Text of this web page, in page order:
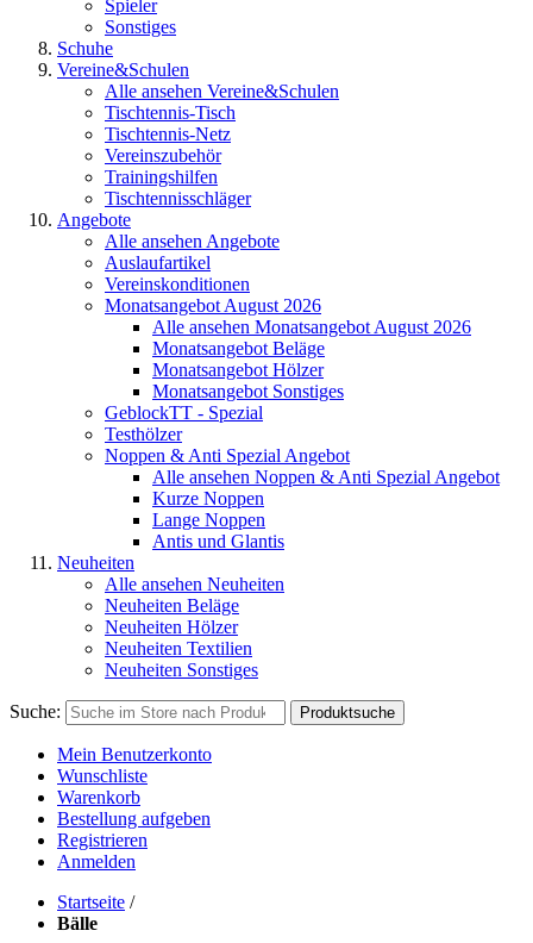
Spieler
Sonstiges
Schuhe
Vereine&Schulen
Alle ansehen Vereine&Schulen
Tischtennis-Tisch
Tischtennis-Netz
Vereinszubehör
Trainingshilfen
Tischtennisschläger
Angebote
Alle ansehen Angebote
Auslaufartikel
Vereinskonditionen
Monatsangebot August 2026
Alle ansehen Monatsangebot August 2026
Monatsangebot Beläge
Monatsangebot Hölzer
Monatsangebot Sonstiges
GeblockTT - Spezial
Testhölzer
Noppen & Anti Spezial Angebot
Alle ansehen Noppen & Anti Spezial Angebot
Kurze Noppen
Lange Noppen
Antis und Glantis
Neuheiten
Alle ansehen Neuheiten
Neuheiten Beläge
Neuheiten Hölzer
Neuheiten Textilien
Neuheiten Sonstiges
Suche: Produktsuche
Mein Benutzerkonto
Wunschliste
Warenkorb
Bestellung aufgeben
Registrieren
Anmelden
Startseite /
Bälle